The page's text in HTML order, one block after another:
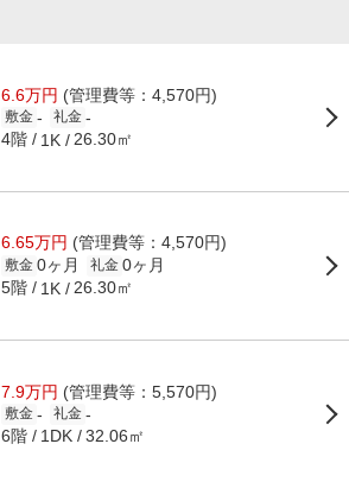
6.6万円 (管理費等：4,570円)
敷金 - 礼金 -
4階 1K 26.30㎡
6.65万円 (管理費等：4,570円)
敷金 0ヶ月 礼金 0ヶ月
5階 1K 26.30㎡
7.9万円 (管理費等：5,570円)
敷金 - 礼金 -
6階 1DK 32.06㎡